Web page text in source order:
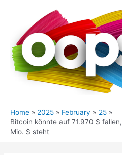
Home 2025 February
25
Bitcoin könnte auf 71.970 $
Mio. $ steht